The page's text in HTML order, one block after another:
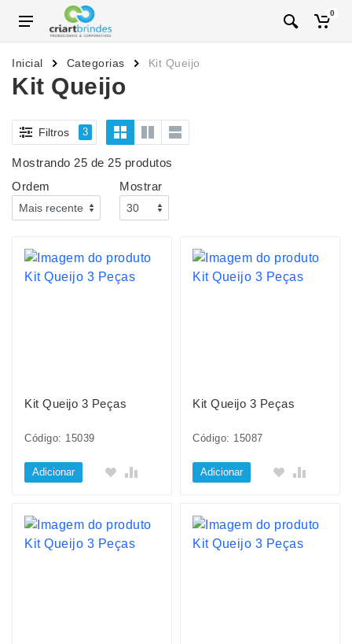
0
Inicial Categorias Kit Queijo
Kit Queijo
Filtros 3
Mostrando 25 de 25 produtos
Ordem
Mostrar
Kit Queijo 3 Peças
Código: 15039
Adicionar
Kit Queijo 3 Peças
Código: 15087
Adicionar